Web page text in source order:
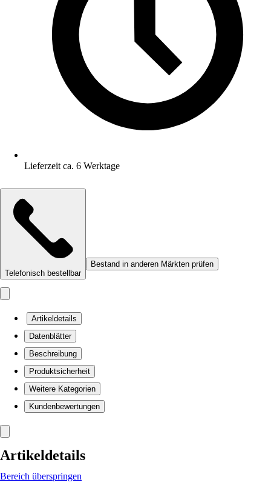
Lieferzeit ca. 6 Werktage
Telefonisch bestellbar
Bestand in anderen Märkten prüfen
Artikeldetails
Datenblätter
Beschreibung
Produktsicherheit
Weitere Kategorien
Kundenbewertungen
Artikeldetails
Bereich überspringen